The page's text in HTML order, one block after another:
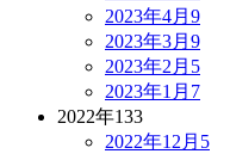
2023年4月 9
2023年3月 9
2023年2月 5
2023年1月 7
2022年133
2022年12月 5